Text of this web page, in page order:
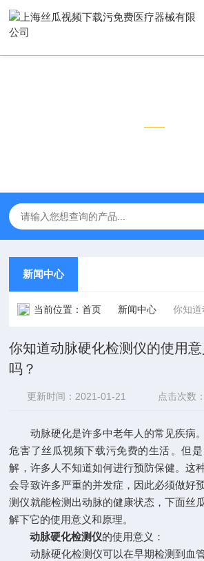
新闻中心
当前位置：首页 新闻中心 你知道动脉硬
你知道动脉硬化检测仪的使用
吗？
更新时间：2021-01-21 点击次数
动脉硬化是许多中老年人的常见疾病
危害了丝瓜视频下载污免费的生活。但是
解，许多人不知道如何进行预防保健。
会导致许多严重的并发症，因此必须做好预
测仪就能检测出动脉的健康状态，下面丝
解下它的使用意义和原理。
动脉硬化检测仪的使用意义：
动脉硬化检测仪可以在早期检测到血管壁